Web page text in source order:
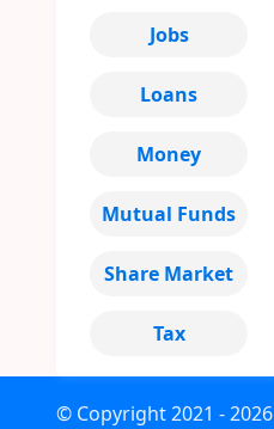
Jobs
Loans
Money
Mutual Funds
Share Market
Tax
© Copyright2021 - 2026